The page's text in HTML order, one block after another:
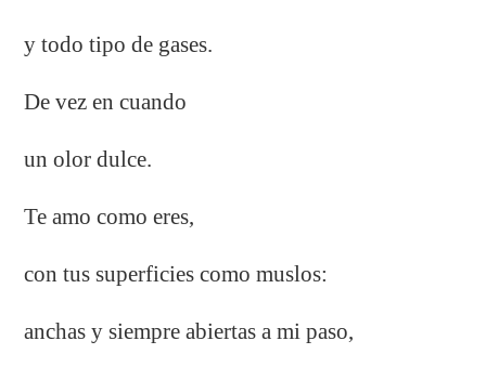
y todo tipo de gases.
De vez en cuando
un olor dulce.
Te amo como eres,
con tus superficies como muslos:
anchas y siempre abiertas a mi paso,